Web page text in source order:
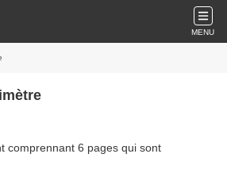
MENU
comprennant 6 pages qui sont